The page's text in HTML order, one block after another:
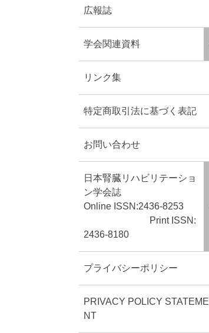
広報誌
学会関連資料
リンク集
特定商取引法に基づく表記
お問い合わせ
日本腎臓リハビリテーショ
ン学会誌
Online ISSN:2436-8253
Print ISSN:
2436-8180
プライバシーポリシー
PRIVACY POLICY STATEME
NT